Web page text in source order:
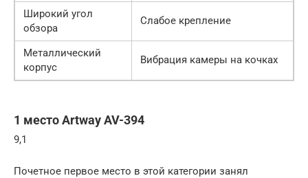
Широкий угол
обзора
Слабое крепление
Металлический
корпус
Вибрация камеры на кочках
1 место Artway AV-394
9,1
Почетное первое место в этой категории занял